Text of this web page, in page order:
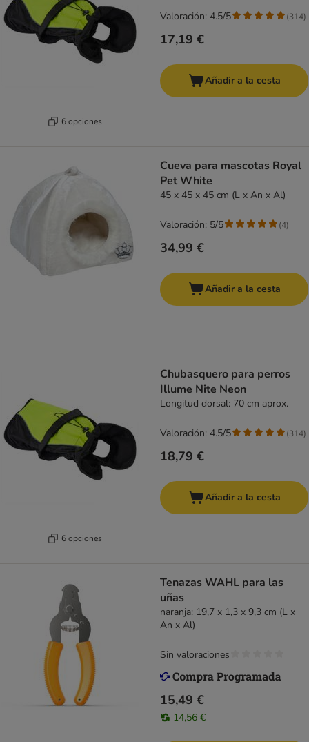
6 opciones
17,19 €
Valoración: 4.5/5 (314)
Añadir a la cesta
Cueva para mascotas Royal
Pet White
45 x 45 x 45 cm (L x An x Al)
34,99 €
Valoración: 5/5 (4)
Añadir a la cesta
6 opciones
Chubasquero para perros
Illume Nite Neon
Longitud dorsal: 70 cm aprox.
18,79 €
Valoración: 4.5/5 (314)
Añadir a la cesta
Tenazas WAHL para las
uñas
naranja: 19,7 x 1,3 x 9,3 cm (L x
An x Al)
15,49 €
14,56 €
Sin valoraciones